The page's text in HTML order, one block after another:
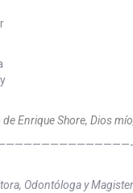
Enrique Shore, Dios
Odontóloga y